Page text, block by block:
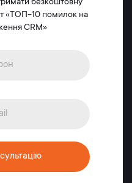
безкоштовну
«ТОП-10 помилок на
CRM»